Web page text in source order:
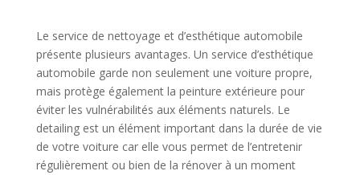
Le service de nettoyage et d’esthétique automobile
présente plusieurs avantages. Un service d’esthétique
automobile garde non seulement une voiture propre,
mais protège également la peinture extérieure pour
éviter les vulnérabilités aux éléments naturels. Le
detailing est un élément important dans la durée de vie
de votre voiture car elle vous permet de l’entretenir
régulièrement ou bien de la rénover à un moment